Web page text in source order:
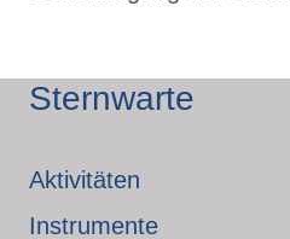
Sternwarte
Aktivitäten
Instrumente